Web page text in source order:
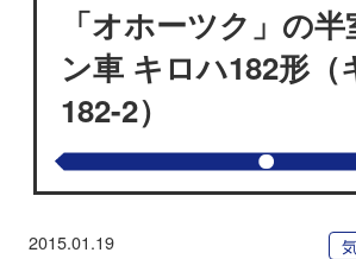
「オホーツク」の
ン車 キロハ182形（
182-2）
2015.01.19